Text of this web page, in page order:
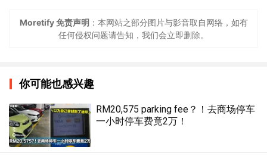
Moretify 免责声明 ：本网站之部分图片与影音取自网络，如有
任何侵权问题请告知，我们会立即删除。
你可能也感兴趣
RM20,575 parking fee？！去商场停车
一小时停车费竟2万！